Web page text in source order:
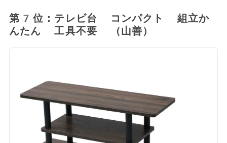
第7位：テレビ台 コンパクト 組立か
んたん 工具不要 （山善）